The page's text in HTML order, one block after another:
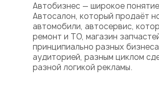
Автобизнес — широкое
Автосалон, который продаёт
автомобили, автосервис,
ремонт и ТО, магазин
принципиально разных
аудиторией, разным циклом
разной логикой рекламы.